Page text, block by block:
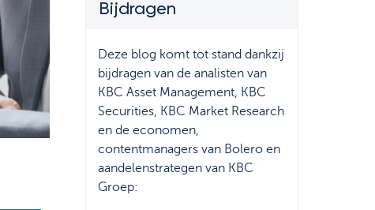
Bijdragen
Deze blog komt tot stand dankzij
bijdragen van de analisten van
KBC Asset Management, KBC
Securities, KBC Market Research
en de economen,
contentmanagers van Bolero en
aandelenstrategen van KBC
Groep: